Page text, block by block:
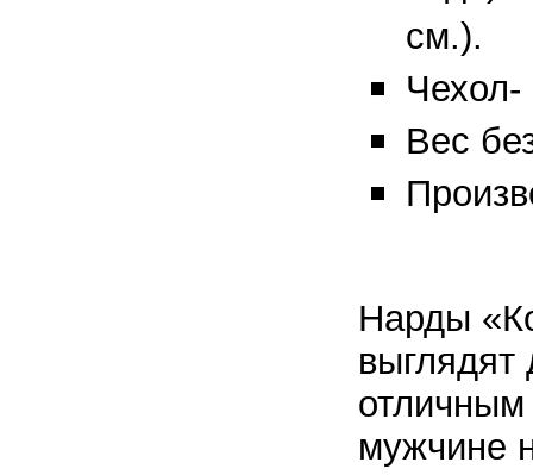
см.).
Вес
Нарды
выглядят
мужчине